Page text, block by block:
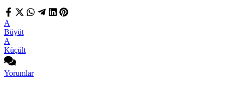
A
Büyüt
A
Küçült
Yorumlar